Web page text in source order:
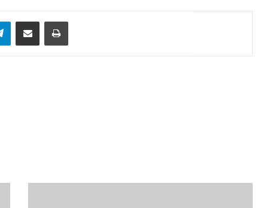
TelegramShare via Email Print